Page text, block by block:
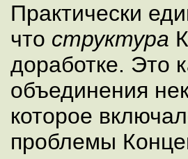
Практически
что структура
доработке. Это
объединения
которое
проблемы